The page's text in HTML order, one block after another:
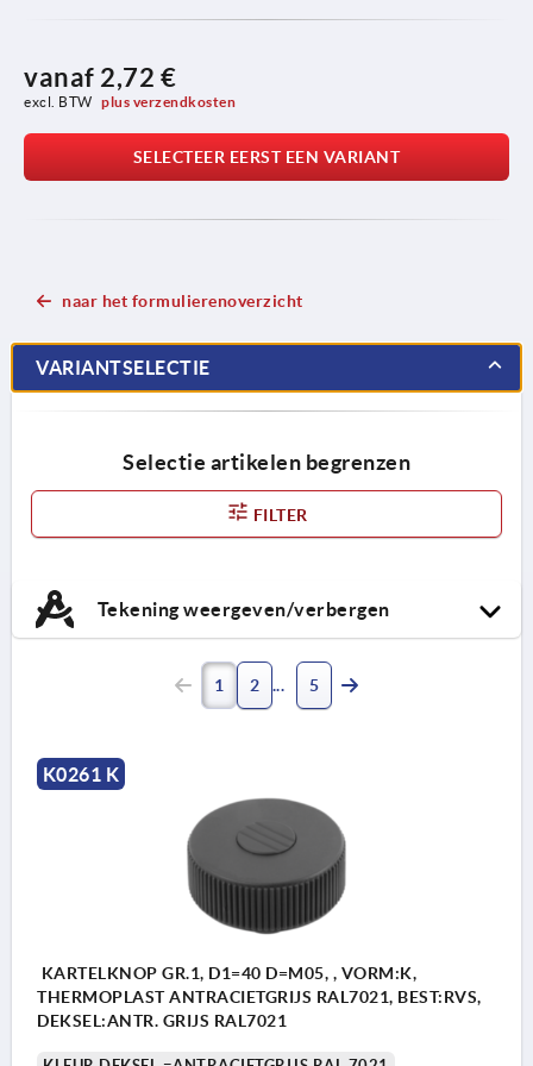
vanaf 2,72 €
excl. BTW plus verzendkosten
SELECTEER EERST EEN VARIANT
naar het formulierenoverzicht
VARIANTSELECTIE
Selectie artikelen begrenzen
FILTER
Tekening weergeven/verbergen
1 2 5
K0261 K
KARTELKNOP GR.1, D1=40 D=M05, , VORM:K,
THERMOPLAST ANTRACIETGRIJS RAL7021, BEST:RVS,
DEKSEL:ANTR. GRIJS RAL7021